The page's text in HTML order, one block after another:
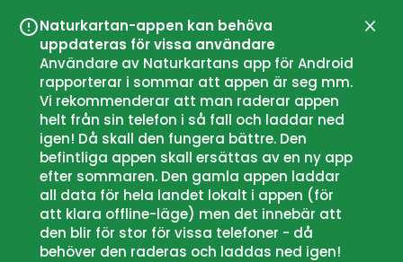
Naturkartan-appen kan behöva
uppdateras för vissa användare
Användare av Naturkartans app för Android
rapporterar i sommar att appen är seg mm.
Vi rekommenderar att man raderar appen
helt från sin telefon i så fall och laddar ned
igen! Då skall den fungera bättre. Den
befintliga appen skall ersättas av en ny app
efter sommaren. Den gamla appen laddar
all data för hela landet lokalt i appen (för
att klara offline-läge) men det innebär att
den blir för stor för vissa telefoner - då
behöver den raderas och laddas ned igen!